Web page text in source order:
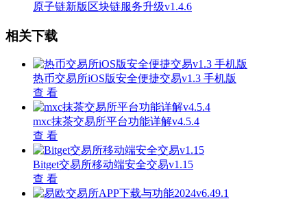
原子链新版区块链服务升级v1.4.6
相关下载
热币交易所iOS版安全便捷交易v1.3 手机版
查 看
mxc抹茶交易所平台功能详解v4.5.4
查 看
Bitget交易所移动端安全交易v1.15
查 看